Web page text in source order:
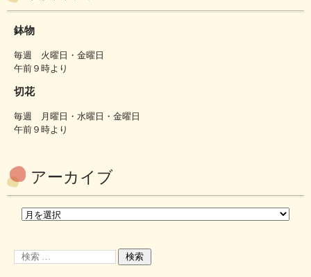
鉢物
毎週 火曜日・金曜日
午前９時より
切花
毎週 月曜日・水曜日・金曜日
午前９時より
アーカイブ